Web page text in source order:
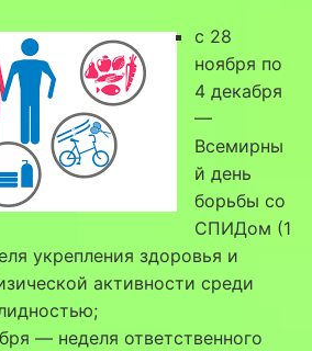
c 28
ноября по
4 декабря
—
Всемирны
й день
борьбы со
СПИДом (1
укрепления здоровья и
активности среди
— неделя ответственного